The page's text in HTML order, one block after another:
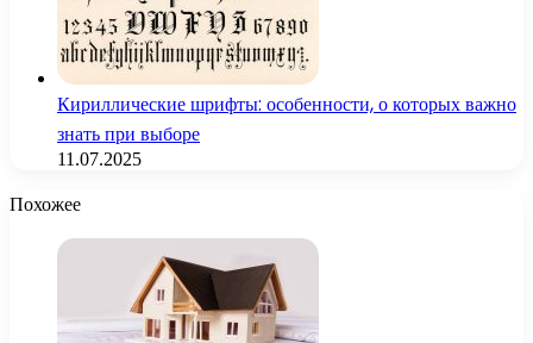
Кириллические шрифты: особенности, о которых важно
знать при выборе
11.07.2025
Похожее